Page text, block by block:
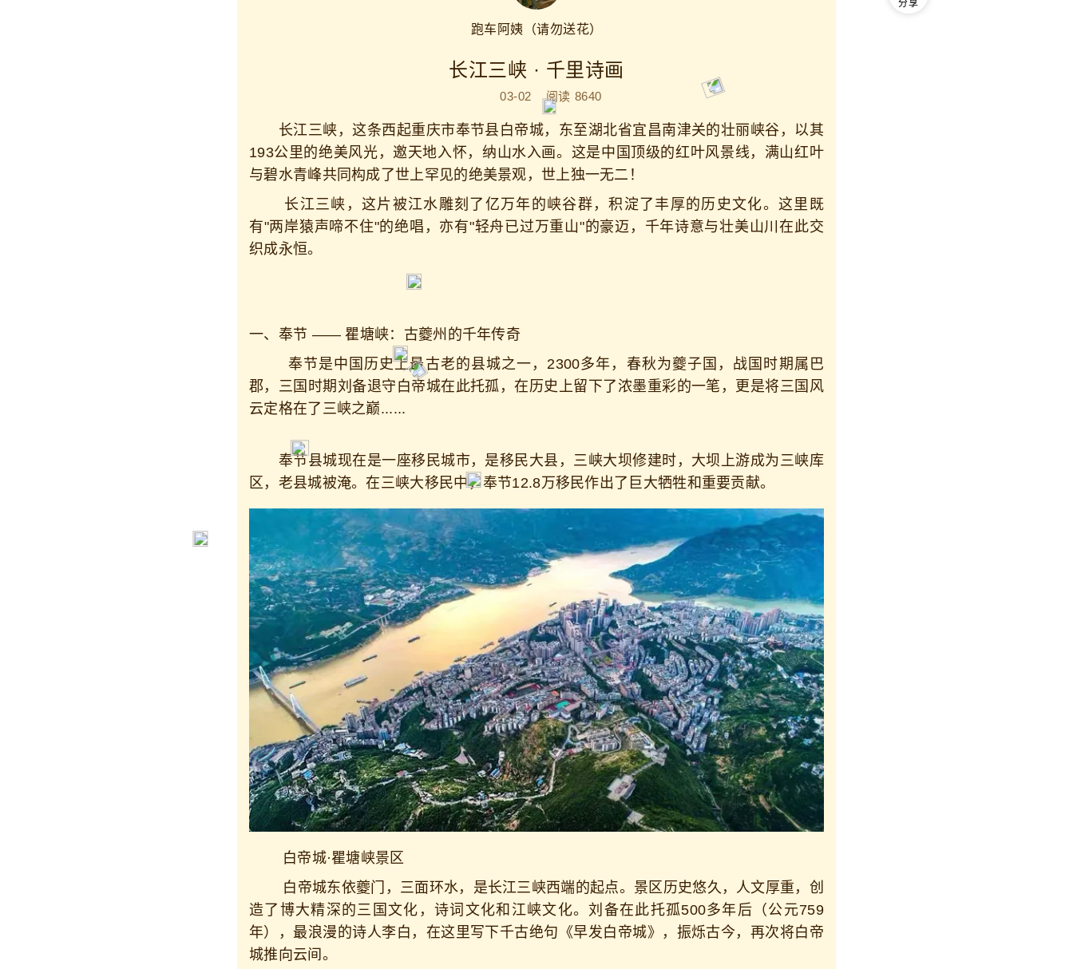
跑车阿姨（请勿送花）
长江三峡 · 千里诗画
03-02 阅读 8640
长江三峡，这条西起重庆市奉节县白帝城，东至湖北省宜昌南津关的壮丽峡谷，以其
193公里的绝美风光，邀天地入怀，纳山水入画。这是中国顶级的红叶风景线，满山红叶
与碧水青峰共同构成了世上罕见的绝美景观，世上独一无二！
长江三峡，这片被江水雕刻了亿万年的峡谷群，积淀了丰厚的历史文化。这里既
有"两岸猿声啼不住"的绝唱，亦有"轻舟已过万重山"的豪迈，千年诗意与壮美山川在此交
织成永恒。
一、奉节 —— 瞿塘峡：古夔州的千年传奇
奉节是中国历史上最古老的县城之一，2300多年，春秋为夔子国，战国时期属巴
郡，三国时期刘备退守白帝城在此托孤，在历史上留下了浓墨重彩的一笔，更是将三国风
云定格在了三峡之巅......
奉节县城现在是一座移民城市，是移民大县，三峡大坝修建时，大坝上游成为三峡库
区，老县城被淹。在三峡大移民中，奉节12.8万移民作出了巨大牺牲和重要贡献。
白帝城·瞿塘峡景区
白帝城东依夔门，三面环水，是长江三峡西端的起点。景区历史悠久，人文厚重，创
造了博大精深的三国文化，诗词文化和江峡文化。刘备在此托孤500多年后（公元759
年），最浪漫的诗人李白，在这里写下千古绝句《早发白帝城》，振烁古今，再次将白帝
城推向云间。
分享